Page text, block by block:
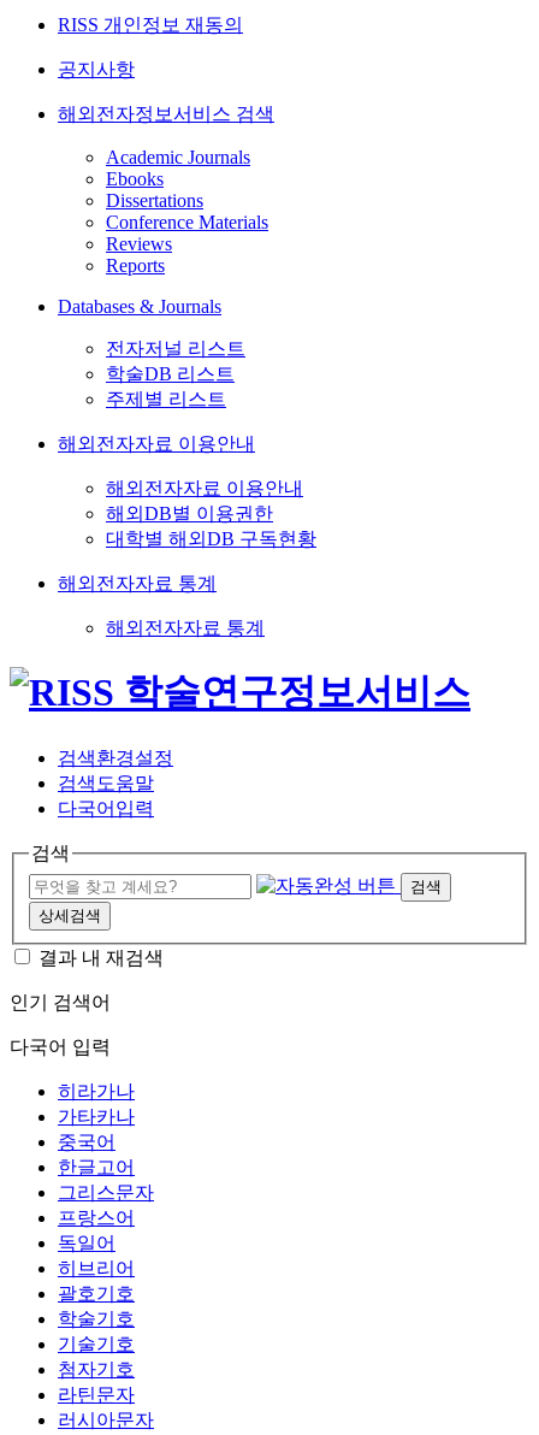
RISS 개인정보 재동의
공지사항
해외전자정보서비스 검색
Academic Journals
Ebooks
Dissertations
Conference Materials
Reviews
Reports
Databases & Journals
전자저널 리스트
학술DB 리스트
주제별 리스트
해외전자자료 이용안내
해외전자자료 이용안내
해외DB별 이용권한
대학별 해외DB 구독현황
해외전자자료 통계
해외전자자료 통계
검색환경설정
검색도움말
다국어입력
검색
검색
상세검색
결과 내 재검색
인기 검색어
다국어 입력
히라가나
가타카나
중국어
한글고어
그리스문자
프랑스어
독일어
히브리어
괄호기호
학술기호
기술기호
첨자기호
라틴문자
러시아문자